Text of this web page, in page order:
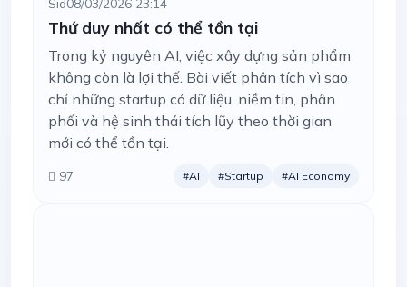
Sid08/03/2026 23:14
Thứ duy nhất có thể tồn tại
Trong kỷ nguyên AI, việc xây dựng sản phẩm
không còn là lợi thế. Bài viết phân tích vì sao
chỉ những startup có dữ liệu, niềm tin, phân
phối và hệ sinh thái tích lũy theo thời gian
mới có thể tồn tại.
97 #AI #Startup #AI Economy